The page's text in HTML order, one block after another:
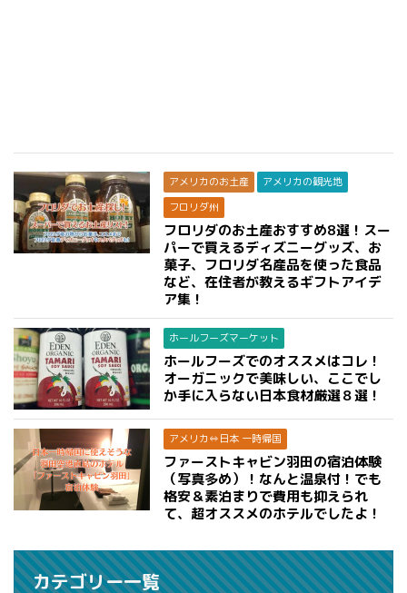
アメリカのお土産
アメリカの観光地
フロリダ州
フロリダのお土産おすすめ8選！スー
パーで買えるディズニーグッズ、お
菓子、フロリダ名産品を使った食品
など、在住者が教えるギフトアイデ
ア集！
ホールフーズマーケット
ホールフーズでのオススメはコレ！
オーガニックで美味しい、ここでし
か手に入らない日本食材厳選８選！
アメリカ⇔日本 一時帰国
ファーストキャビン羽田の宿泊体験
（写真多め）！なんと温泉付！でも
格安＆素泊まりで費用も抑えられ
て、超オススメのホテルでしたよ！
カテゴリー一覧